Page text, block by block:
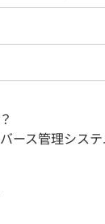
ス管理システ